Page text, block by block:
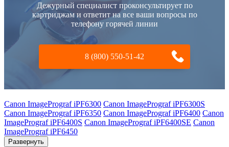
Дежурный специалист проконсультирует по
картриджам и ответит на все ваши вопросы по
телефону горячей линии
8 (800) 550-51-42
Canon ImagePrograf iPF6300 Canon ImagePrograf iPF6300S
Canon ImagePrograf iPF6350 Canon ImagePrograf iPF6400 Canon
ImagePrograf iPF6400S Canon ImagePrograf iPF6400SE Canon
ImagePrograf iPF6450
Развернуть